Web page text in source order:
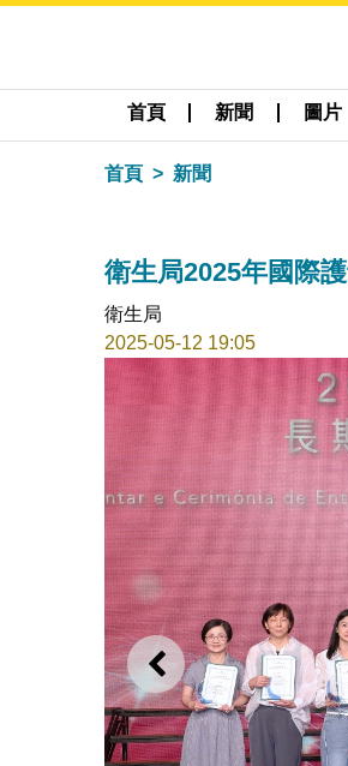
首頁 新聞 圖片
首頁 新聞
衛生局2025年國際
衛生局
2025-05-12 19:05
上一則